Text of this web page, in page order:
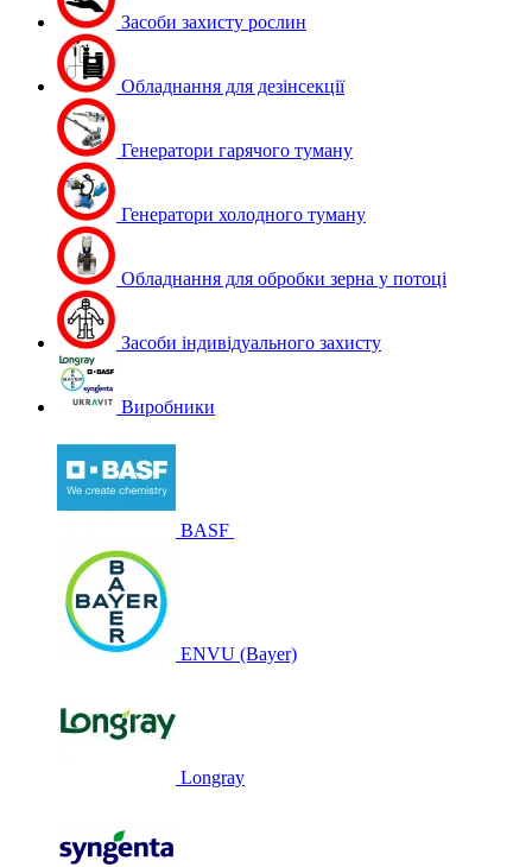
Засоби захисту рослин
Обладнання для дезінсекції
Генератори гарячого туману
Генератори холодного туману
Обладнання для обробки зерна у потоці
Засоби індивідуального захисту
Виробники
BASF
ENVU (Bayer)
Longray